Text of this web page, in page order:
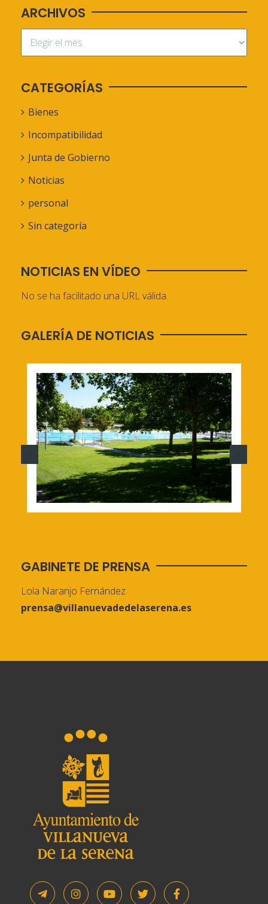
ARCHIVOS
CATEGORÍAS
Bienes
Incompatibilidad
Junta de Gobierno
Noticias
personal
Sin categoría
NOTICIAS EN VÍDEO
No se ha facilitado una URL válida.
GALERÍA DE NOTICIAS
GABINETE DE PRENSA
Lola Naranjo Fernández
prensa@villanuevadedelaserena.es